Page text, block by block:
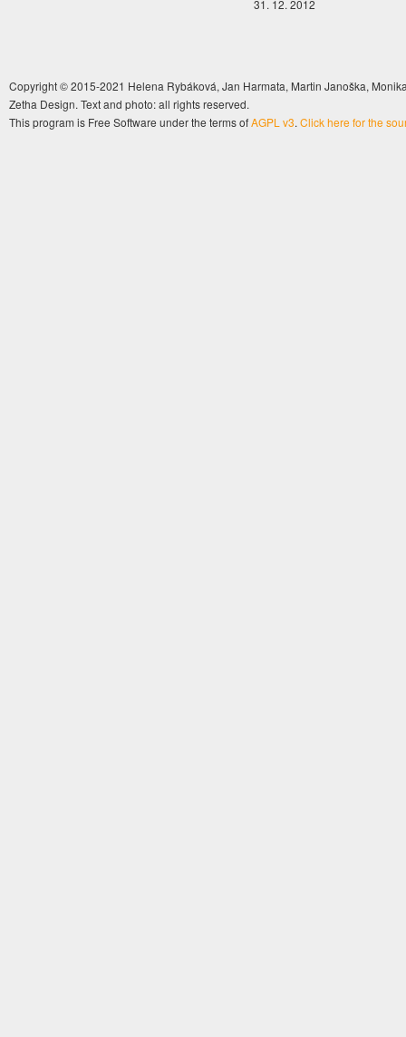
31. 12. 2012
Copyright © 2015-2021 Helena Rybáková, Jan Harmata, Martin Janoška,
Zetha Design. Text and photo: all rights reserved.
This program is Free Software under the terms ofAGPL v3. Click here for the